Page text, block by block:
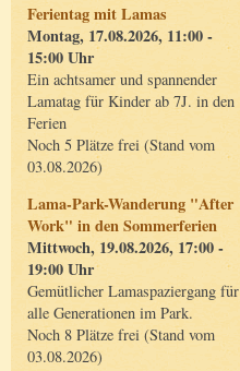
Ferientag mit Lamas
Montag, 17.08.2026, 11:00 -
15:00 Uhr
Ein achtsamer und spannender
Lamatag für Kinder ab 7J. in den
Ferien
Noch 5 Plätze frei (Stand vom
03.08.2026)
Lama-Park-Wanderung "After
Work" in den Sommerferien
Mittwoch, 19.08.2026, 17:00 -
19:00 Uhr
Gemütlicher Lamaspaziergang für
alle Generationen im Park.
Noch 8 Plätze frei (Stand vom
03.08.2026)